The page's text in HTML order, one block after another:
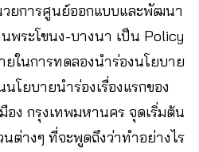
ยการศูนย์ออกแบบและพัฒนา
นพระโขนง-บางนา เป็น Policy
ยในการทดลองนำร่องนโยบาย
โยบายนำร่องเรื่องแรกของ
อง กรุงเทพมหานคร จุดเริ่มต้น
ต่างๆ ที่จะพูดถึงว่าทำอย่างไร